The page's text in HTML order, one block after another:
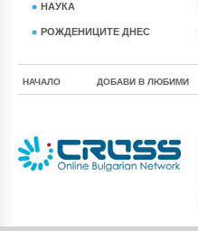
НАУКА
РОЖДЕНИЦИТЕ ДНЕС
НАЧАЛО ДОБАВИ В ЛЮБИМИ